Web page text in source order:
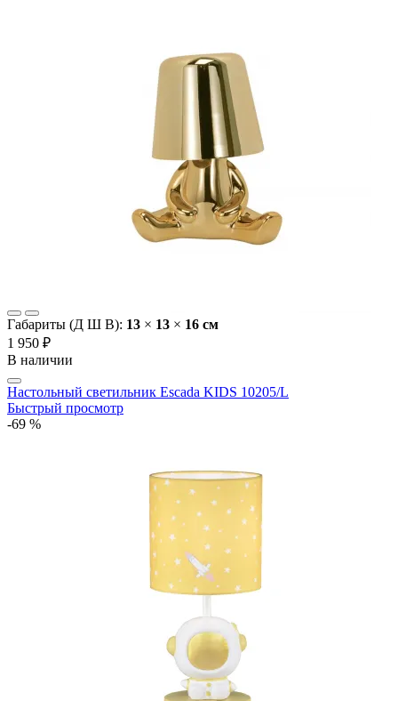
Габариты (Д Ш В): 13 × 13 × 16 cм
1 950 ₽
В наличии
Настольный светильник Escada KIDS 10205/L
Быстрый просмотр
-69 %